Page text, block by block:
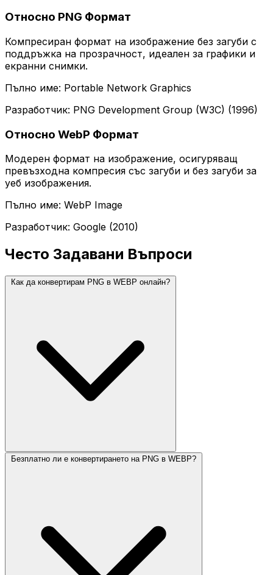
Относно PNG Формат
Компресиран формат на изображение без загуби с
поддръжка на прозрачност, идеален за графики и
екранни снимки.
Пълно име: Portable Network Graphics
Разработчик: PNG Development Group (W3C) (1996)
Относно WebP Формат
Модерен формат на изображение, осигуряващ
превъзходна компресия със загуби и без загуби за
уеб изображения.
Пълно име: WebP Image
Разработчик: Google (2010)
Често Задавани Въпроси
Как да конвертирам PNG в WEBP онлайн?
Безплатно ли е конвертирането на PNG в WEBP?